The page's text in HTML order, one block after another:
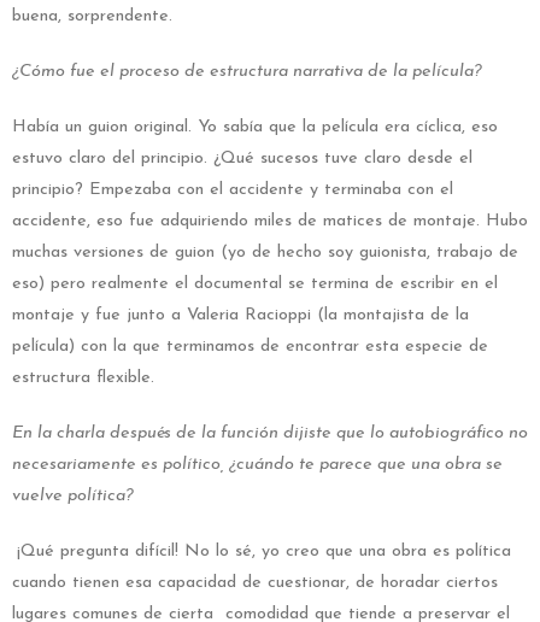
buena, sorprendente.
¿Cómo fue el proceso de estructura narrativa de la película?
Había un guion original. Yo sabía que la película era cíclica, eso
estuvo claro del principio. ¿Qué sucesos tuve claro desde el
principio? Empezaba con el accidente y terminaba con el
accidente, eso fue adquiriendo miles de matices de montaje. Hubo
muchas versiones de guion (yo de hecho soy guionista, trabajo de
eso) pero realmente el documental se termina de escribir en el
montaje y fue junto a Valeria Racioppi (la montajista de la
película) con la que terminamos de encontrar esta especie de
estructura flexible.
En la charla después de la función dijiste que lo autobiográfico no
necesariamente es político, ¿cuándo te parece que una obra se
vuelve política?
¡Qué pregunta difícil! No lo sé, yo creo que una obra es política
cuando tienen esa capacidad de cuestionar, de horadar ciertos
lugares comunes de cierta comodidad que tiende a preservar el